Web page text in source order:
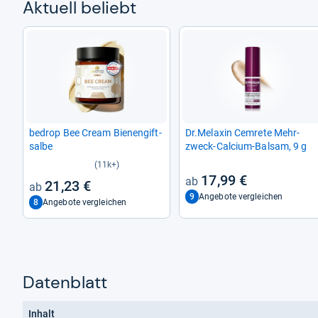
Aktu­ell beliebt
bedrop Bee Cream Bie­nen­gift­
salbe
(11k+)
21,23 €
8 Angebote vergleichen
Dr.Mela­xin Cem­rete Mehr­
zweck-​Cal­cium-​Bal­sam, 9 g
17,99 €
9 Angebote vergleichen
Datenblatt
Inhalt